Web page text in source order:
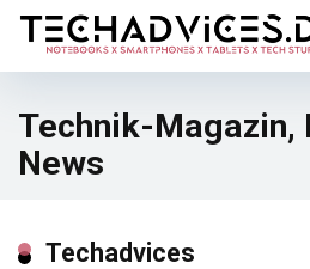
Technik-Magazin,
News
Techadvices